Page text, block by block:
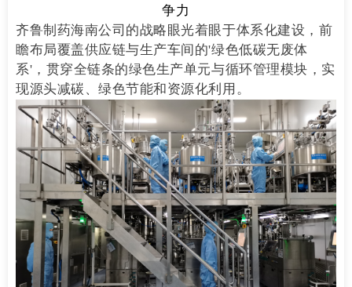
争力
齐鲁制药海南公司的战略眼光着眼于体系化建设，前
瞻布局覆盖供应链与生产车间的'绿色低碳无废体
系'，贯穿全链条的绿色生产单元与循环管理模块，实
现源头减碳、绿色节能和资源化利用。